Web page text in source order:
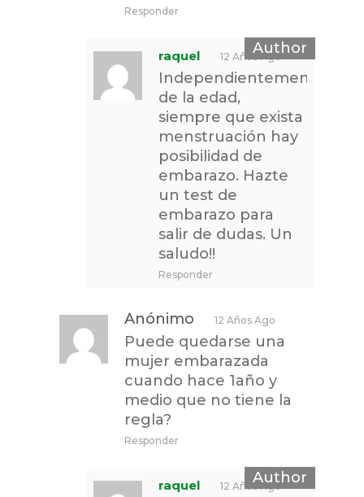
Responder
raquel 12 Años Ago
Independientemente
de la edad,
siempre que exista
menstruación hay
posibilidad de
embarazo. Hazte
un test de
embarazo para
salir de dudas. Un
saludo!!
Responder
Anónimo 12 Años Ago
Puede quedarse una
mujer embarazada
cuando hace 1año y
medio que no tiene la
regla?
Responder
raquel 12 Años Ago